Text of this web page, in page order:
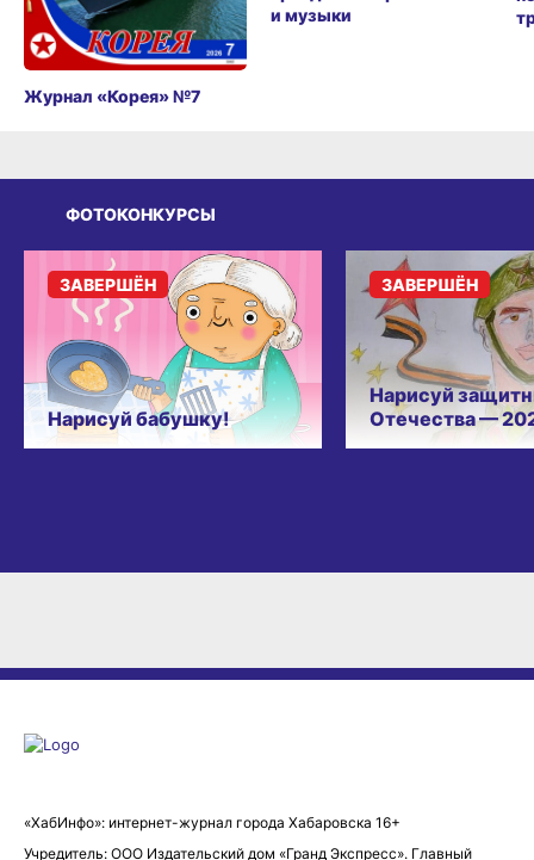
Журнал «Корея» №7
и музыки
ФОТОКОНКУРСЫ
Нарисуй бабушку!
ЗАВЕРШЁН
Нарисуй
Отечества —
ЗАВЕРШЁН
«ХабИнфо»: интернет-журнал города Хабаровска 16+
Учредитель: ООО Издательский дом «Гранд Экспресс». Главный